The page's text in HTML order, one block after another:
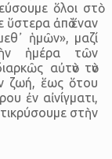
ὅλοι στὸ
ἀπὸ ἕναν
ἡμῶν», μαζί
ἡμέρα τῶν
αὐτὸν τὸν
ζωή, ἕως ὅτου
ἐν αἰνίγματι,
στὴν